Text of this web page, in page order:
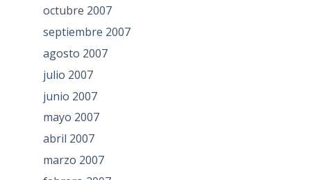
octubre 2007
septiembre 2007
agosto 2007
julio 2007
junio 2007
mayo 2007
abril 2007
marzo 2007